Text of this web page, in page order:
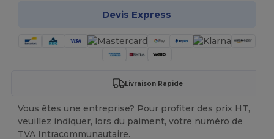
Devis Express
Livraison Rapide
Vous êtes une entreprise? Pour profiter des prix HT,
veuillez indiquer, lors du paiment, votre numéro de
TVA Intracommunautaire.